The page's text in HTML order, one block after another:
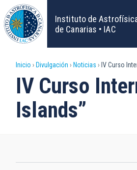
Pasar
al
contenido
principal
Instituto de
de Canarias • IAC
Sobrescribir
enlaces
de
a
Inicio Divulgación Noticias IV Curso
IV Curso
Islands”